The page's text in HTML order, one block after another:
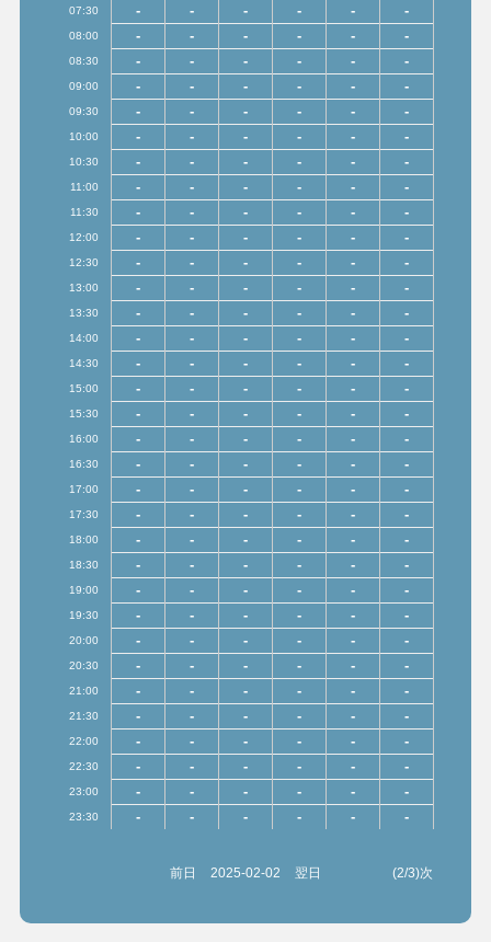
07:30 - - - - - -
08:00 - - - - - -
08:30 - - - - - -
09:00 - - - - - -
09:30 - - - - - -
10:00 - - - - - -
10:30 - - - - - -
11:00 - - - - - -
11:30 - - - - - -
12:00 - - - - - -
12:30 - - - - - -
13:00 - - - - - -
13:30 - - - - - -
14:00 - - - - - -
14:30 - - - - - -
15:00 - - - - - -
15:30 - - - - - -
16:00 - - - - - -
16:30 - - - - - -
17:00 - - - - - -
17:30 - - - - - -
18:00 - - - - - -
18:30 - - - - - -
19:00 - - - - - -
19:30 - - - - - -
20:00 - - - - - -
20:30 - - - - - -
21:00 - - - - - -
21:30 - - - - - -
22:00 - - - - - -
22:30 - - - - - -
23:00 - - - - - -
23:30 - - - - - -
前日 2025-02-02 翌日 (2/3)次